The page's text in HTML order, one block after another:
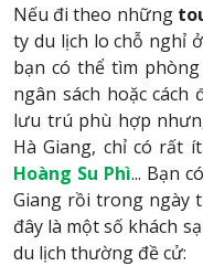
Nếu đi theo những
ty du lịch lo chỗ nghỉ
bạn có thể tìm
ngân sách hoặc
lưu trú phù hợp
Hà Giang, chỉ có rất
Hoàng Su Phì... Bạn
Giang rồi trong ngày
đây là một số khách
du lịch thường đề cử: